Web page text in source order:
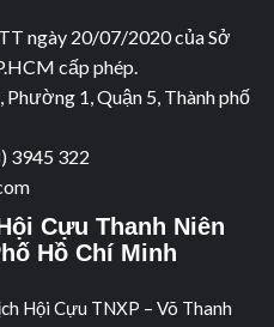
ngày 20/07/2020 của Sở
cấp phép.
1, Quận 5, Thành phố
3945 322
Cựu Thanh Niên
Hồ Chí Minh
Hội Cựu TNXP – Võ Thanh